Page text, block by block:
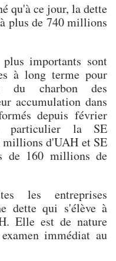
qu'à ce jour, la dette
plus de 740 millions
importants sont
à long terme pour
du charbon des
accumulation dans
depuis février
particulier la SE
d'UAH et SE
de 160 millions de
les entreprises
dette qui s'élève à
Elle est de nature
immédiat au